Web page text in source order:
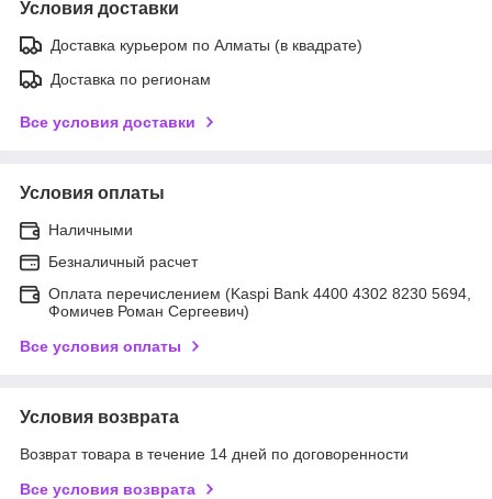
Условия доставки
Доставка курьером по Алматы (в квадрате)
Доставка по регионам
Все условия доставки
Условия оплаты
Наличными
Безналичный расчет
Оплата перечислением (Kaspi Bank 4400 4302 8230 5694,
Фомичев Роман Сергеевич)
Все условия оплаты
Условия возврата
Возврат товара в течение 14 дней по договоренности
Все условия возврата